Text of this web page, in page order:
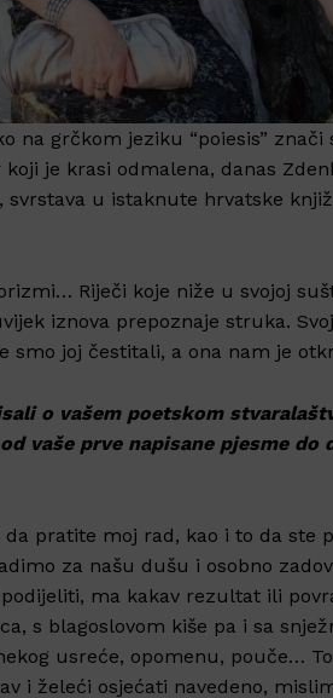
na grčkom jeziku “poiesis”
je krasi odmalena, danas
svrstava u istaknute hrvatske
Riječi koje niže u svojoj
iznova prepoznaje struka.
smo joj čestitali, a ona nam je
o vašem poetskom
vaše prve napisane pjesme
pratite moj rad, kao i to da ste
za našu dušu i osobno
ma kakav rezultat ili
s blagoslovom kiše pa i sa
usreće, opomenu, pouče…
i želeći osjećati navedeno,